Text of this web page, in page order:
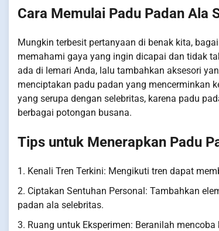
Cara Memulai Padu Padan Ala
Mungkin terbesit pertanyaan di benak kita,
memahami gaya yang ingin dicapai dan tidak
ada di lemari Anda, lalu tambahkan aksesori
menciptakan padu padan yang mencerminkan
yang serupa dengan selebritas, karena padu
berbagai potongan busana.
Tips untuk Menerapkan Padu
1. Kenali Tren Terkini: Mengikuti tren dapat
2. Ciptakan Sentuhan Personal: Tambahkan
padan ala selebritas.
3. Ruang untuk Eksperimen: Beranilah